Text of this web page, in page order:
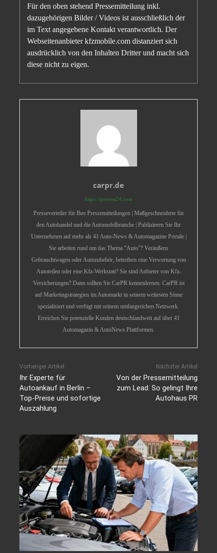
Für den oben stehend Pressemitteilung inkl.
dazugehörigen Bilder / Videos ist ausschließlich der
im Text angegebene Kontakt verantwortlich. Der
Webseitenanbieter kfzmobile.com distanziert sich
ausdrücklich von den Inhalten Dritter und macht sich
diese nicht zu eigen.
carpr.de
https://prnews24.com
Presseverteiler für Ihre Pressemitteilungen | Maßgeschneiderte für
den Autohandel und die Automobilbranche | Publizieren Sie Ihr
Unternehmen auf mehr als 41 Auto-News & Automagazine Portale |
Sie arbeiten rund um das Thema “Auto”? Veräußern
Gebrauchtwagen oder Autozubehör, betreiben eine Verwertung von
Autoteilen oder eine Kfz-Werkstatt? Sie sind Anbieter von Kfz-
Versicherungen? Dann sollten Sie CarPR kennenlernen. CarPR ist
auf Marketingstrategien im Automarkt in seinem weitesten Sinne
spezialisiert und verfügt mit seinem umfangreichen Netzwerk.
Erreichen Sie potenzielle Kunden deutschlandweit auf über 41
Automagazin & AutoNews Plattformen.
Vorheriger Artikel
Ihr Experte für
Autoankauf in Berlin –
Top-Preise und sofortige
Auszahlung
Nächster Artikel
Von der Pressemitteilung
zum Lead: So gelingt Ihre
Autohaus PR